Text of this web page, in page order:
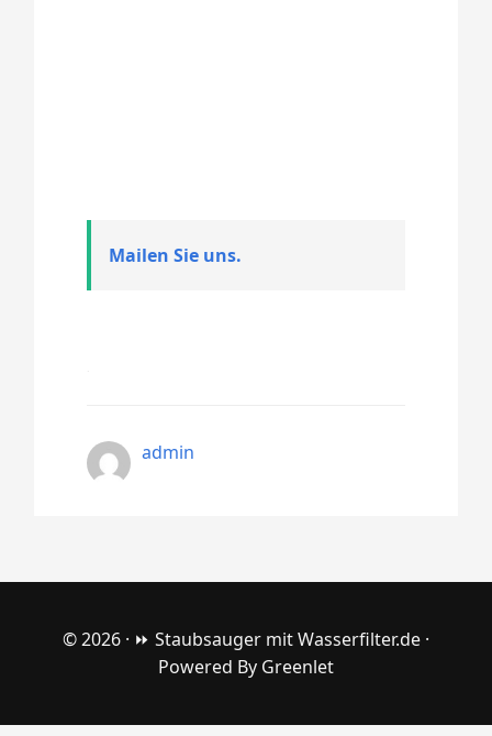
Mailen Sie uns.
admin
© 2026 · ⏩ Staubsauger mit Wasserfilter.de ·
Powered By Greenlet